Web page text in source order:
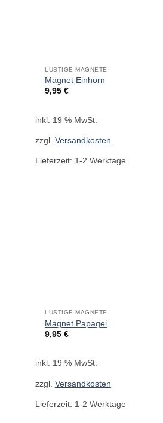
LUSTIGE MAGNETE
Magnet Einhorn
9,95€
inkl. 19 % MwSt.
zzgl. Versandkosten
Lieferzeit: 1-2 Werktage
LUSTIGE MAGNETE
Magnet Papagei
9,95€
inkl. 19 % MwSt.
zzgl. Versandkosten
Lieferzeit: 1-2 Werktage